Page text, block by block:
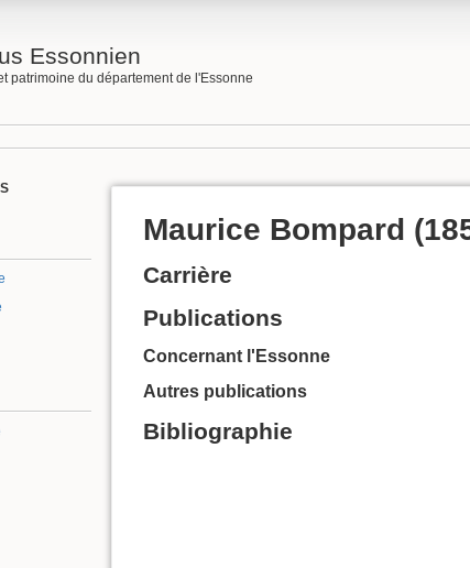
Essonnien
patrimoine du département de l'Essonne
Maurice Bompard
Carrière
Publications
Concernant l'Essonne
Autres publications
Bibliographie